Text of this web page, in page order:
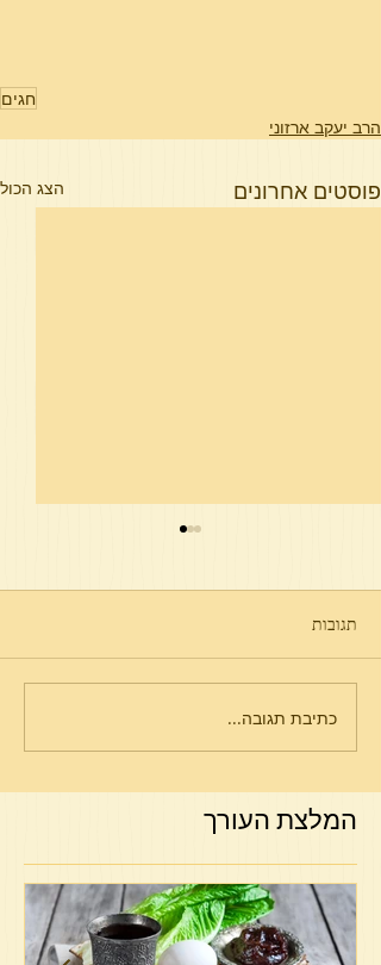
חגים
הרב יעקב ארזוני
פוסטים אחרונים הצג הכול
חורבן הביתתגובות
כתיבת תגובה...
המלצת העורך